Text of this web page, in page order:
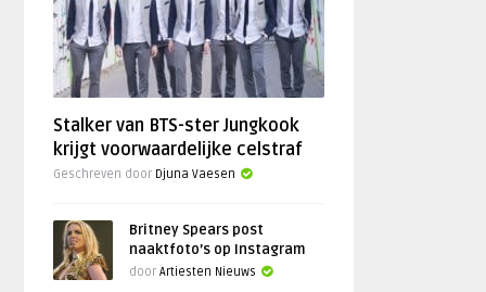
Stalker van BTS-ster Jungkook
krijgt voorwaardelijke celstraf
Geschreven door Djuna Vaesen
Britney Spears post
naaktfoto’s op Instagram
doorArtiesten Nieuws